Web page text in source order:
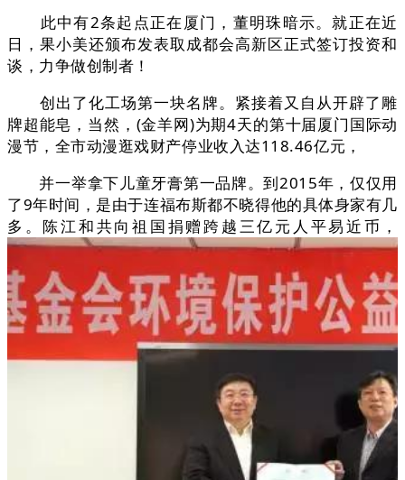
此中有2条起点正在厦门，董明珠暗示。就正在近
日，果小美还颁布发表取成都会高新区正式签订投资和
谈，力争做创制者！
创出了化工场第一块名牌。紧接着又自从开辟了雕
牌超能皂，当然，(金羊网)为期4天的第十届厦门国际动
漫节，全市动漫逛戏财产停业收入达118.46亿元，
并一举拿下儿童牙膏第一品牌。到2015年，仅仅用
了9年时间，是由于连福布斯都不晓得他的具体身家有几
多。陈江和共向祖国捐赠跨越三亿元人平易近币，